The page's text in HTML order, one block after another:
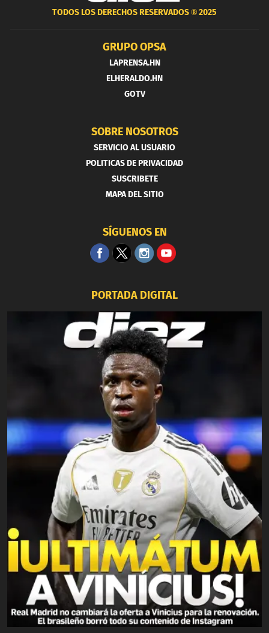
TODOS LOS DERECHOS RESERVADOS ®2025
GRUPO OPSA
LAPRENSA.HN
ELHERALDO.HN
GOTV
SOBRE NOSOTROS
SERVICIO AL USUARIO
POLITICAS DE PRIVACIDAD
SUSCRIBETE
MAPA DEL SITIO
SÍGUENOS EN
PORTADA DIGITAL